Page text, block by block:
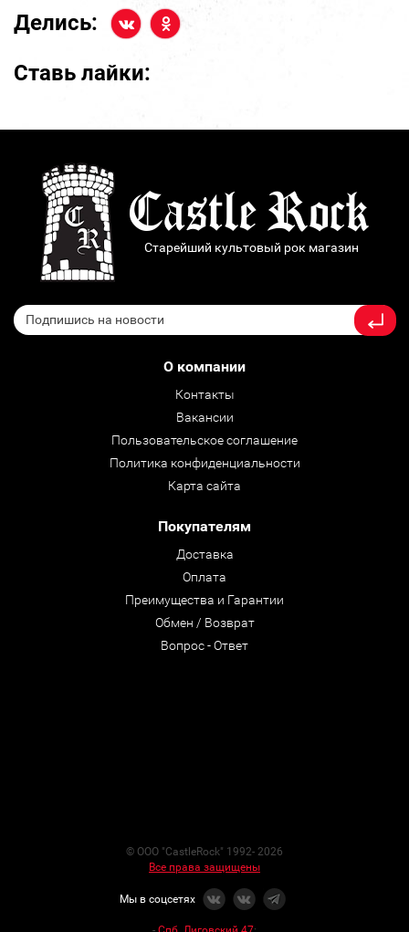
Делись:
Ставь лайки:
Старейший культовый рок магазин
О компании
Контакты
Вакансии
Пользовательское соглашение
Политика конфиденциальности
Карта сайта
Покупателям
Доставка
Оплата
Преимущества и Гарантии
Обмен / Возврат
Вопрос - Ответ
© ООО "CastleRock" 1992- 2026
Все права защищены
Мы в соцсетях